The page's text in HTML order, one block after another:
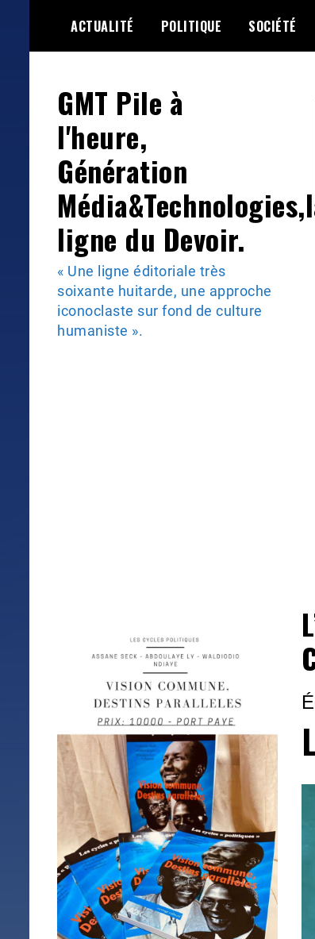
content
ACTUALITÉ POLITIQUE SOCIÉTÉ
GMT Pile à
l'heure,
Génération
ligne du Devoir.
« Une ligne éditoriale très
soixante huitarde, une approche
iconoclaste sur fond de culture
humaniste ».